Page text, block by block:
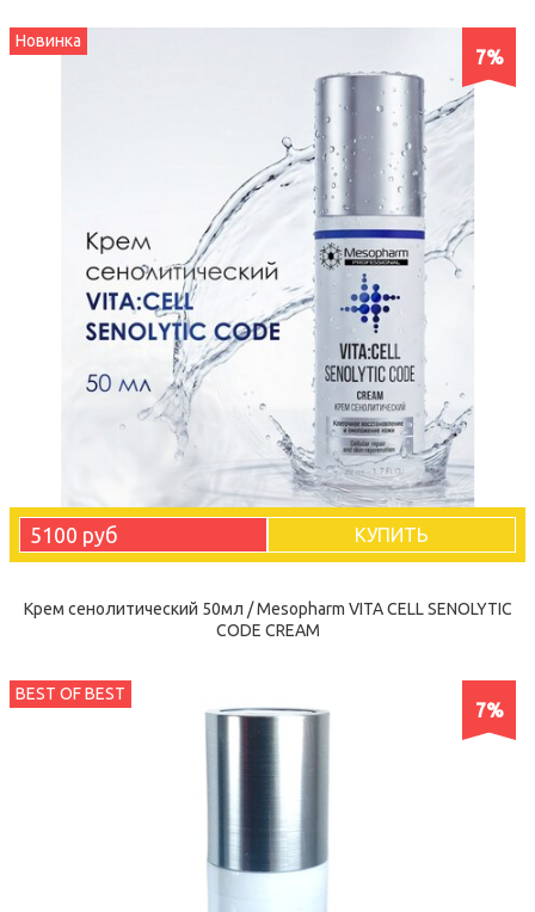
7%
Новинка
5100 руб КУПИТЬ
Крем сенолитический 50мл / Mesopharm VITA CELL SENOLYTIC
CODE CREAM
7%
BEST OF BEST